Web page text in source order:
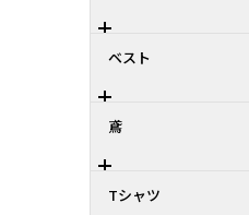
ベスト
鳶
Tシャツ